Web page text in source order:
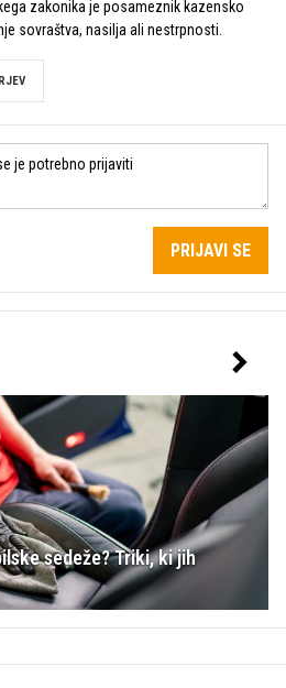
zakonika je posameznik kazensko
sovraštva, nasilja ali nestrpnosti.
PRIJAVI SE
sedeže? Triki, ki jih